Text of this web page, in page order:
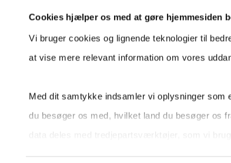
Cookies hjælper os med at gøre hjemmesiden
Vi bruger cookies og lignende teknologier til
at vise mere relevant information om vores
Med dit samtykke indsamler vi oplysninger som
du besøger os med, hvilket land du besøger os